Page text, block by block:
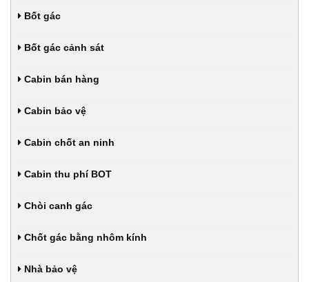
Bốt gác
Bốt gác cảnh sát
Cabin bán hàng
Cabin bảo vệ
Cabin chốt an ninh
Cabin thu phí BOT
Chòi canh gác
Chốt gác bằng nhôm kính
Nhà bảo vệ